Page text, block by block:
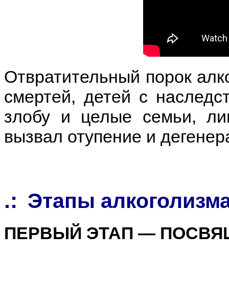
Отвратительный порок
смертей, детей с
злобу и целые семьи,
вызвал отупение и
.: Этапы
ПЕРВЫЙ ЭТАП —